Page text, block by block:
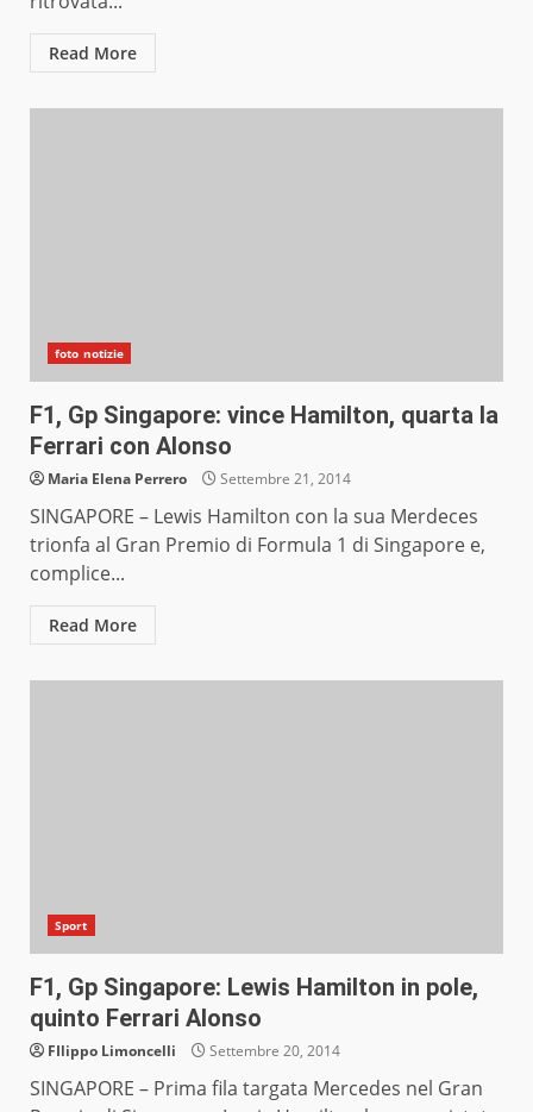
Read More
foto notizie
F1, Gp Singapore: vince Hamilton, quarta la
Ferrari con Alonso
Maria Elena Perrero Settembre 21, 2014
SINGAPORE – Lewis Hamilton con la sua Merdeces
trionfa al Gran Premio di Formula 1 di Singapore e,
complice...
Read More
Sport
F1, Gp Singapore: Lewis Hamilton in pole,
quinto Ferrari Alonso
FIlippo Limoncelli Settembre 20, 2014
SINGAPORE – Prima fila targata Mercedes nel Gran